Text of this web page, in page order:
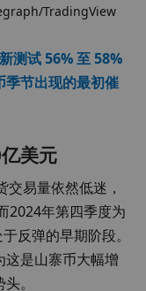
TradingView
测试 56% 至 58%
季节出现的最初催
美元
易量依然低迷，
2024年第四季度为
反弹的早期阶段。
这是山寨币大幅增
。